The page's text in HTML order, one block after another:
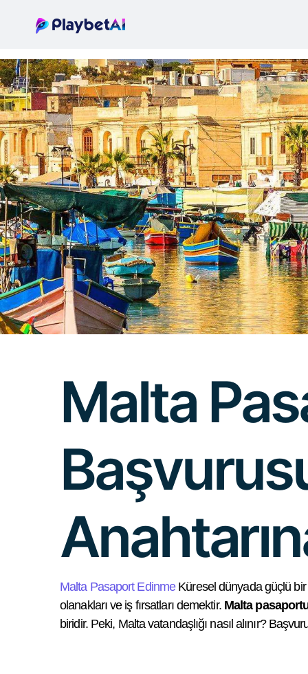
Malta
Malta Pasaport EdinmeKüresel dünyada güçlü bir
olanakları ve iş fırsatları demektir. Malta
biridir. Peki, Malta vatandaşlığı nasıl alınır?